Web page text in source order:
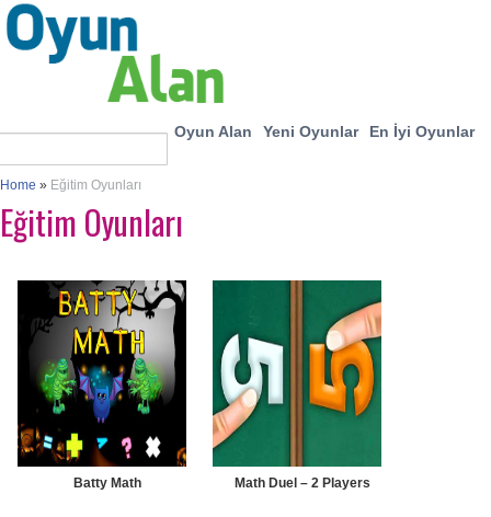
Oyun Alan Yeni Oyunlar En İyi Oyunlar
Home » Eğitim Oyunları
Eğitim Oyunları
Batty Math Math Duel – 2 Players